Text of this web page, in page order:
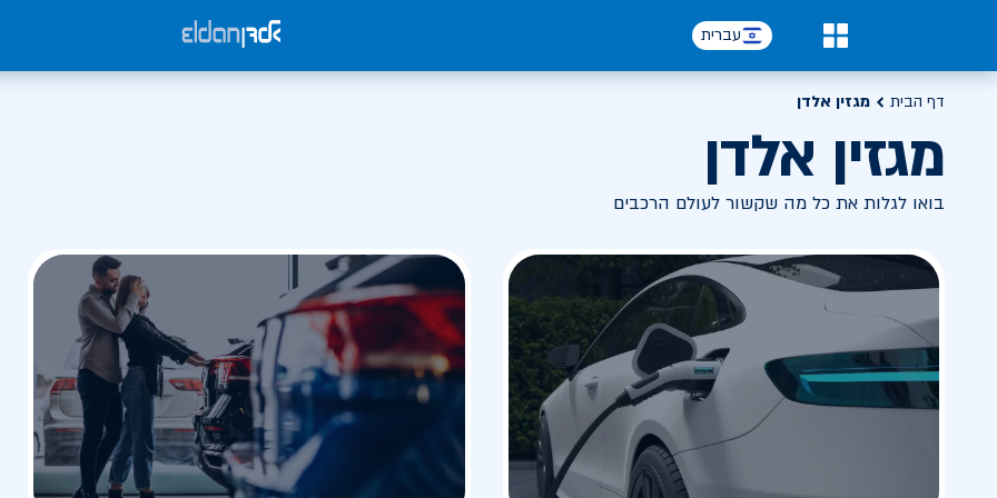
עברית
דף הבית מגזין אלדן
מגזין אלדן
בואו לגלות את כל מה שקשור לעולם הרכבים